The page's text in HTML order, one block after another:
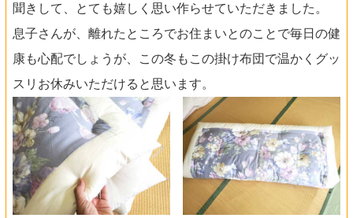
聞きして、とても嬉しく思い作らせていただきました。
息子さんが、離れたところでお住まいとのことで毎日の健
康も心配でしょうが、この冬もこの掛け布団で温かくグッ
スリお休みいただけると思います。